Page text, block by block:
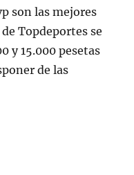
son las mejores
Topdeportes se
y 15.000 pesetas
de las